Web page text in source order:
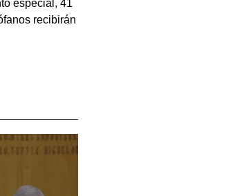
especial, 41
recibirán